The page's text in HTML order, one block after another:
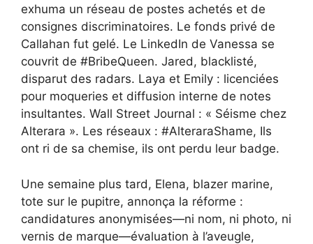
exhuma un réseau de postes achetés et de
consignes discriminatoires. Le fonds privé de
Callahan fut gelé. Le LinkedIn de Vanessa se
couvrit de #BribeQueen. Jared, blacklisté,
disparut des radars. Laya et Emily : licenciées
pour moqueries et diffusion interne de notes
insultantes. Wall Street Journal : « Séisme chez
Alterara ». Les réseaux : #AlteraraShame, Ils
ont ri de sa chemise, ils ont perdu leur badge.
Une semaine plus tard, Elena, blazer marine,
tote sur le pupitre, annonça la réforme :
candidatures anonymisées—ni nom, ni photo, ni
vernis de marque—évaluation à l’aveugle,